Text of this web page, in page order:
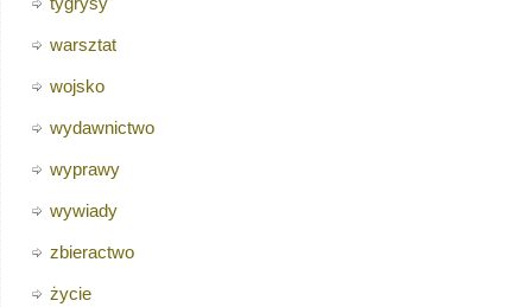
warsztat
wojsko
wydawnictwo
wyprawy
wywiady
zbieractwo
życie